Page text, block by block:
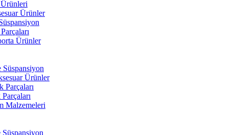
Ürünleri
Ürünler
Ürünler
Süspansiyon
Ürünler
Parçaları
Malzemeleri